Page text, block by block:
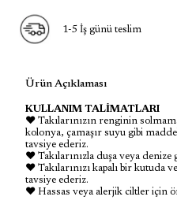
1-5 İş günü teslim
Ürün Açıklaması
KULLANIM TALİMATLARI
♥ Takılarınızın renginin
kolonya, çamaşır suyu gibi
tavsiye ederiz.
♥ Takılarınızla duşa veya
♥ Takılarınızı kapalı bir kutuda
tavsiye ederiz.
♥ Hassas veya alerjik ciltler için